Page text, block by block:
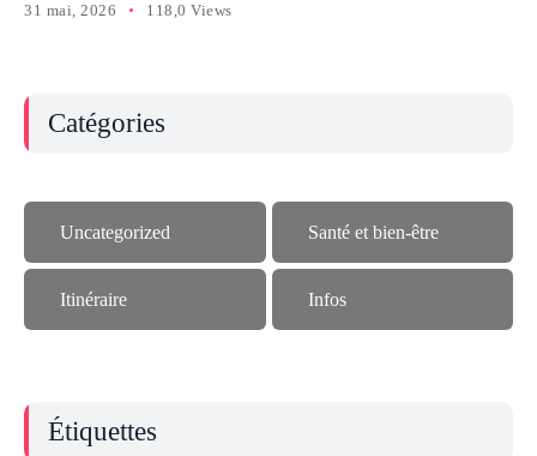
31 mai, 2026 118,0 Views
Catégories
Uncategorized Santé et bien-être
Itinéraire Infos
Étiquettes